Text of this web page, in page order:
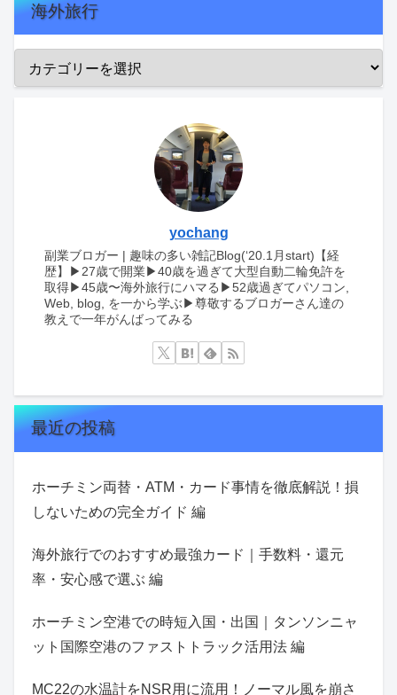
海外旅行
yochang
副業ブロガー | 趣味の多い雑記Blog(‘20.1月start)【経
歴】▶︎27歳で開業▶︎40歳を過ぎて大型自動二輪免許を
取得▶︎45歳〜海外旅行にハマる▶︎52歳過ぎてパソコン,
Web, blog, を一から学ぶ▶︎尊敬するブロガーさん達の
教えで一年がんばってみる
最近の投稿
ホーチミン両替・ATM・カード事情を徹底解説！損
しないための完全ガイド 編
海外旅行でのおすすめ最強カード｜手数料・還元
率・安心感で選ぶ 編
ホーチミン空港での時短入国・出国｜タンソンニャ
ット国際空港のファストトラック活用法 編
MC22の水温計をNSR用に流用！ノーマル風を崩さ